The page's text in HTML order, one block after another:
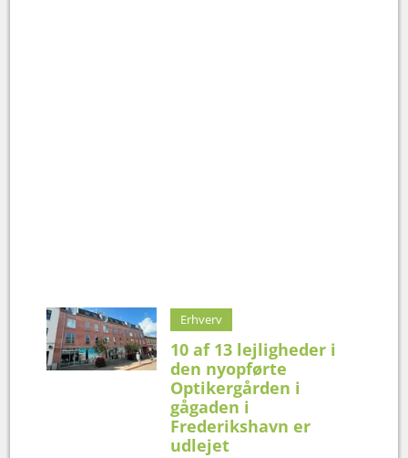
Erhverv
10 af 13 lejligheder i
den nyopførte
Optikergården i
gågaden i
Frederikshavn er
udlejet